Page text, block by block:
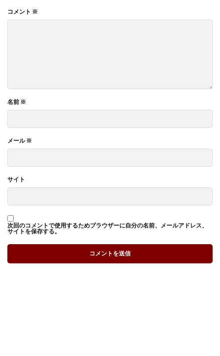
コメント ※
名前 ※
メール※
サイト
次回のコメントで使用するためブラウザーに自分の名前、メールアドレス、
サイトを保存する。